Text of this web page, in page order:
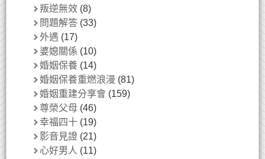
叛逆無效 (8)
問題解答 (33)
外遇 (17)
婆媳關係 (10)
婚姻保養 (14)
婚姻保養重燃浪漫 (81)
婚姻重建分享會 (159)
尊榮父母 (46)
幸福四十 (19)
影音見證 (21)
心好男人 (11)